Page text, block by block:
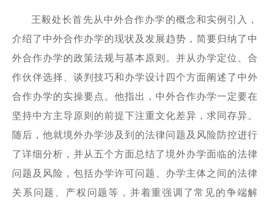
王毅处长首先从中外合作办学的概念和实例引入，
介绍了中外合作办学的现状及发展趋势，简要归纳了中
外合作办学的政策法规与基本原则。并从办学定位、合
作伙伴选择、谈判技巧和办学设计四个方面阐述了中外
合作办学的实操要点。他指出，中外合作办学一定要在
坚持中方主导原则的前提下注重文化差异，求同存异。
随后，他就境外办学涉及到的法律问题及风险防控进行
了详细分析，并从五个方面总结了境外办学面临的法律
问题及风险，包括办学许可问题、办学主体之间的法律
关系问题、产权问题等，并着重强调了常见的争端解